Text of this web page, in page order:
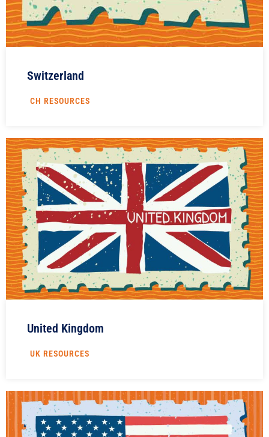
Switzerland
CH RESOURCES
United Kingdom
UK RESOURCES